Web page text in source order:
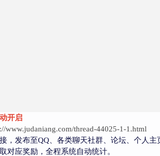
开启
www.judaniang.com/thread-44025-1-1.html
，发布至QQ、各类聊天社群、论坛、个人
对应奖励，全程系统自动统计。